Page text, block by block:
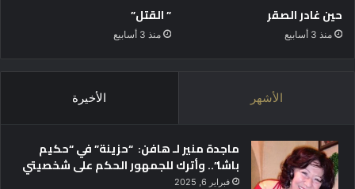
ر
حين غادر الصقر
منذ 3 أسابيع
” القتل”
منذ 3 أسابيع
الأشهر الأخيرة
ماجدة منير لـ هافن: “حزينة” في “حكيم
باشا”.. وأترك للجمهور الحكم على شخصيتي
فبراير 6, 2025